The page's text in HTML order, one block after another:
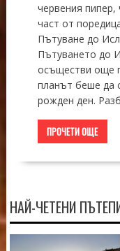
червения
част от
Пътуване до
Пътуването до
осъществи още
планът беше да
рожден ден.
ПРОЧЕТИ ОЩЕ
НАЙ-ЧЕТЕНИ